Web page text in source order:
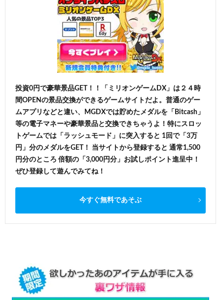
投資0円で豪華景品GET！！「ミリオンゲームDX」は２４時
間OPENの景品交換ができるゲームサイトだよ。普通のゲー
ムアプリなどと違い、MGDXでは貯めたメダルを「Bitcash」
等の電子マネーや豪華景品と交換できちゃうよ！特にスロッ
トゲームでは「ラッシュモード」に突入すると 1回で「3万
円」分のメダルをGET！ 当サイトから登録すると 通常1,500
円分のところ 倍額の「3,000円分」お試しポイント進呈中！
ぜひ登録して遊んでみてね！
今すぐ無料であそぶ